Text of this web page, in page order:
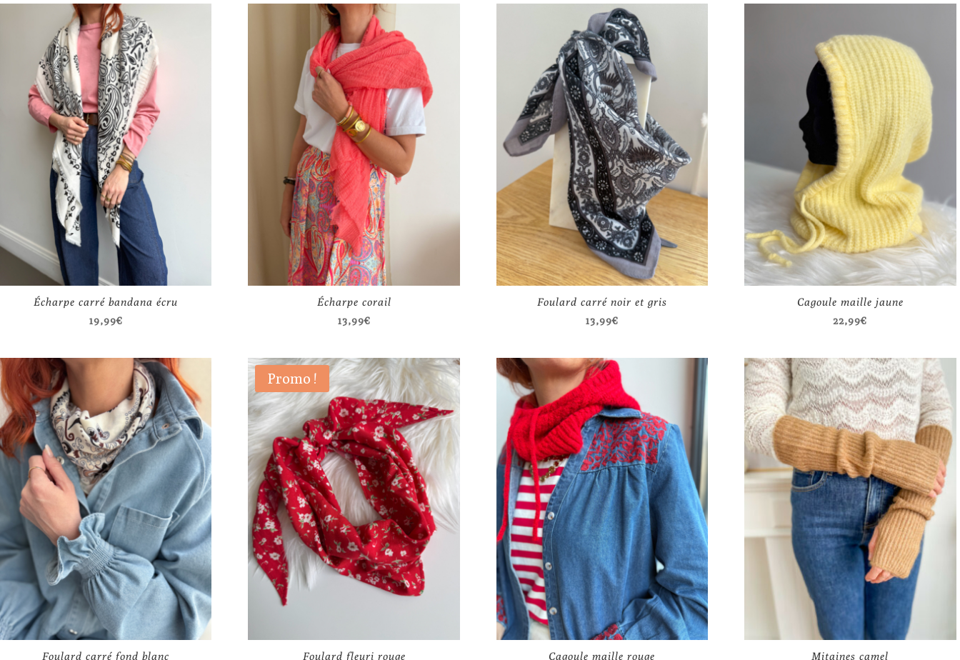
Écharpe carré bandana écru
19,99€
Écharpe corail
13,99€
Foulard carré noir et gris
13,99€
Cagoule maille jaune
22,99€
Foulard carré fond blanc
Promo !
Foulard fleuri rouge Cagoule maille rouge Mitaines camel